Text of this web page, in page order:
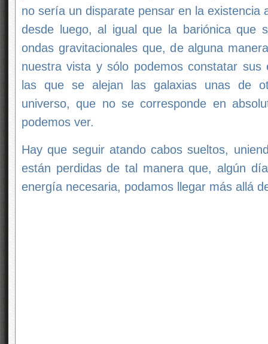
no sería un disparate pensar en la existencia
desde luego, al igual que la bariónica que
ondas gravitacionales que, de alguna
nuestra vista y sólo podemos constatar
las que se alejan las galaxias unas de
universo, que no se corresponde en
podemos ver.
Hay que seguir atando cabos sueltos,
están perdidas de tal manera que, algún
energía necesaria, podamos llegar más allá